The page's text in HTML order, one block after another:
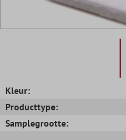
Kleur:
Producttype:
Samplegrootte: